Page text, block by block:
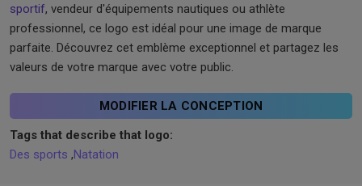
sportif, vendeur d'équipements nautiques ou athlète
professionnel, ce logo est idéal pour une image de marque
parfaite. Découvrez cet emblème exceptionnel et partagez les
valeurs de votre marque avec votre public.
MODIFIER LA CONCEPTION
Tags that describe that logo:
Des sports ,Natation